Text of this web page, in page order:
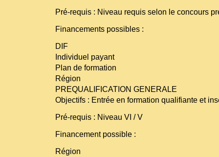
Pré-requis : Niveau requis selon le concours
Financements possibles :
DIF
Individuel payant
Plan de formation
Région
PREQUALIFICATION GENERALE
Objectifs : Entrée en formation qualifiante et
Pré-requis : Niveau VI / V
Financement possible :
Région